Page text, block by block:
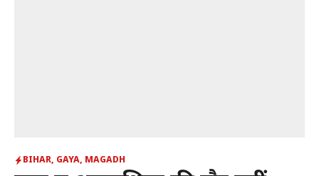
BIHAR, GAYA, MAGADH